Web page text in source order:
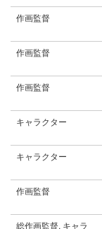
作画監督
作画監督
作画監督
キャラクター
キャラクター
作画監督
総作画監督, キャラ